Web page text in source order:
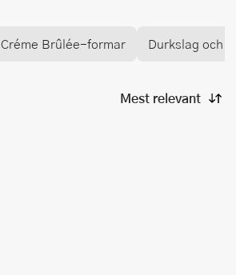
Créme Brûlée-formar Durkslag och